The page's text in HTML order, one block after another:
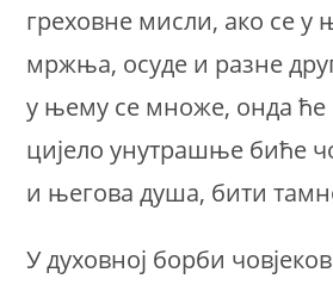
греховне мисли, ако се у
мржња, осуде и разне
у њему се множе, онда ће
цијело унутрашње биће
и његова душа, бити
У духовној борби